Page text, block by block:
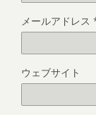
メールアドレス
ウェブサイト